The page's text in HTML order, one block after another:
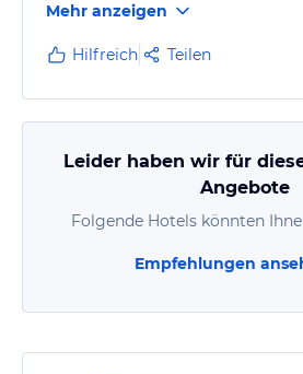
Mehr anzeigen
Hilfreich Teilen
Leider haben wir für
Angebote
Folgende Hotels könnten
Empfehlungen